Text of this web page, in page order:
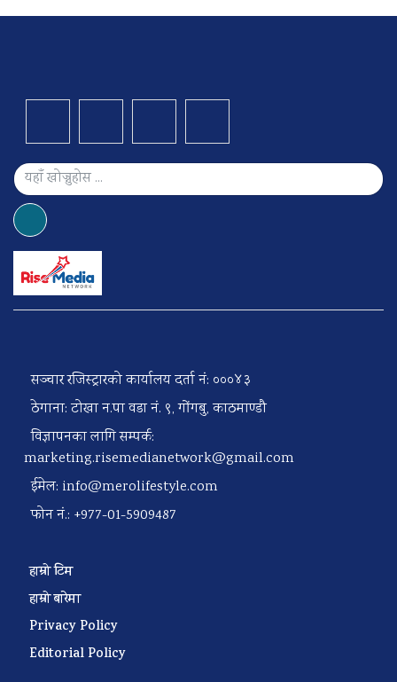
सञ्चार रजिस्ट्रारको कार्यालय दर्ता नं: ०००४३
ठेगाना: टोखा न.पा वडा नं. ९, गोंगबु, काठमाण्डौ
विज्ञापनका लागि सम्पर्क:
marketing.risemedianetwork@gmail.com
ईमेल: info@merolifestyle.com
फोन नं.: +977-01-5909487
हाम्रो टिम
हाम्रो बारेमा
Privacy Policy
Editorial Policy